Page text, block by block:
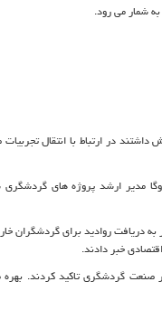
شمار می رود.
داشتند در ارتباط با انتقال
مدیر ارشد پروژه‌ های
روادید برای گردشگران
خبر دادند.
گردشگری تاکید کردند.